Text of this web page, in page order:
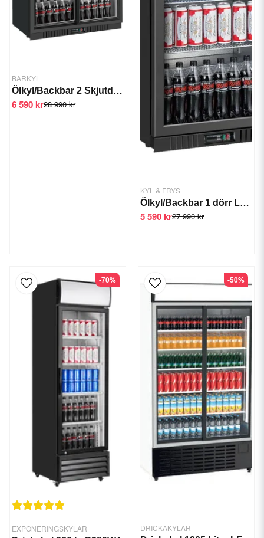
BARKYL
Ölkyl/Backbar 2 Skjutdörrar LG-208S
28 990 kr
6 590 kr
KYL & FRYS
Ölkyl/Backbar 1 dörr LG-138H
27 990 kr
5 590 kr
EXPONERINGSKYLAR
-70%
DRICKAKYLAR
-50%